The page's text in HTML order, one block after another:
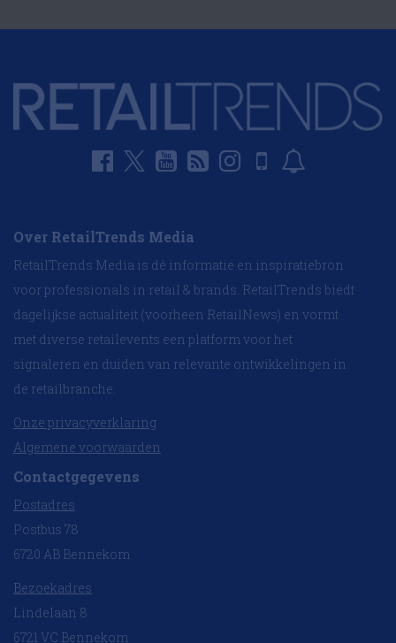
Over RetailTrends Media
RetailTrends Media is dé informatie en inspiratiebron
voor professionals in retail & brands. RetailTrends biedt
dagelijkse actualiteit (voorheen RetailNews) en vormt
met diverse retailevents een platform voor het
signaleren en duiden van relevante ontwikkelingen in
de retailbranche.
Onze privacyverklaring
Algemene voorwaarden
Contactgegevens
Postadres
Postbus 78
6720 AB Bennekom
Bezoekadres
Lindelaan 8
6721 VC Bennekom